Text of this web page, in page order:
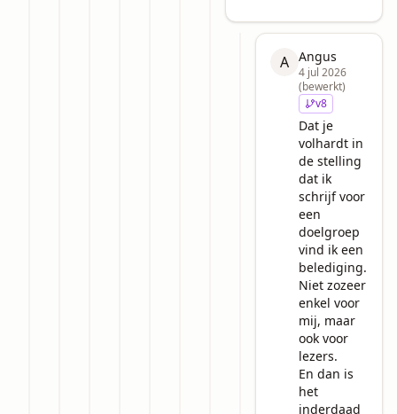
A Angus
4 jul 2026
(bewerkt)
v8
Dat je
volhardt in
de stelling
dat ik
schrijf voor
een
doelgroep
vind ik een
belediging.
Niet zozeer
enkel voor
mij, maar
ook voor
lezers.
En dan is
het
inderdaad